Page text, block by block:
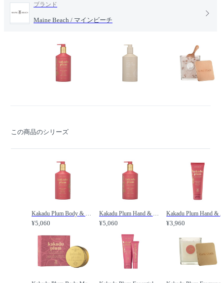
ブランド
Maine Beach / マインビーチ
この商品のシリーズ
¥5,060 ¥5,060 ¥3,960